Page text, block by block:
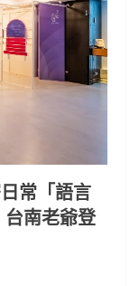
常「語言
南老爺登